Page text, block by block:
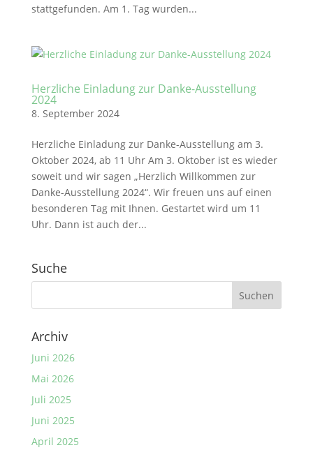
stattgefunden. Am 1. Tag wurden...
Herzliche Einladung zur Danke-Ausstellung
2024
8. September 2024
Herzliche Einladung zur Danke-Ausstellung am 3.
Oktober 2024, ab 11 Uhr Am 3. Oktober ist es wieder
soweit und wir sagen „Herzlich Willkommen zur
Danke-Ausstellung 2024“. Wir freuen uns auf einen
besonderen Tag mit Ihnen. Gestartet wird um 11
Uhr. Dann ist auch der...
Suche
Archiv
Juni 2026
Mai 2026
Juli 2025
Juni 2025
April 2025